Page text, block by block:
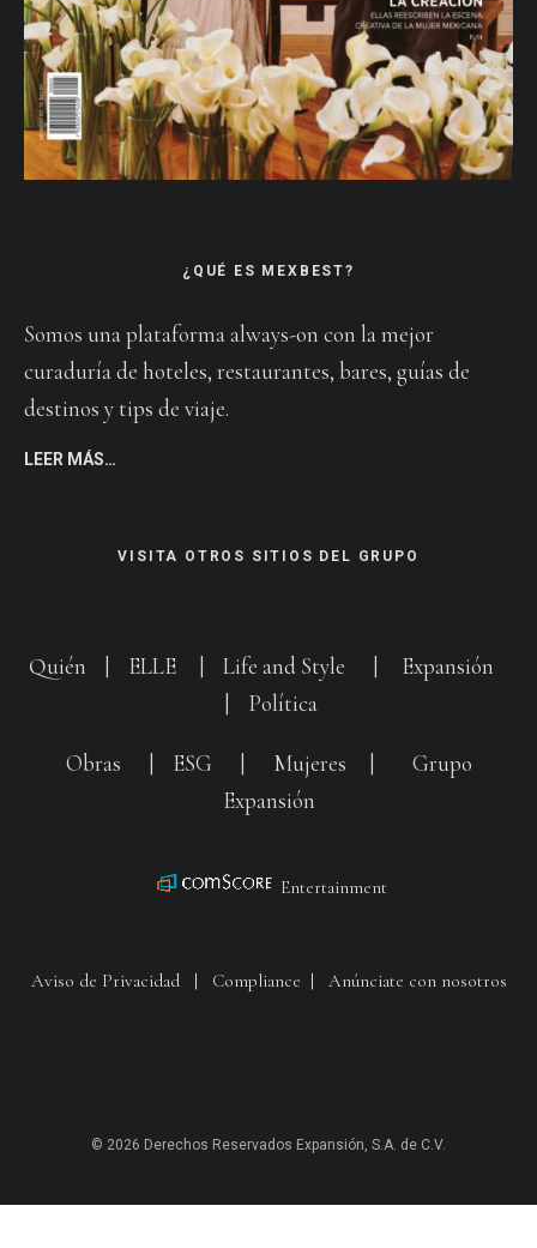
¿QUÉ ES MEXBEST?
Somos una plataforma always-on con la mejor
curaduría de hoteles, restaurantes, bares, guías de
destinos y tips de viaje.
LEER MÁS…
VISITA OTROS SITIOS DEL GRUPO
Quién ELLE Life and Style
Expansión
Política
Obras ESG Mujeres
Grupo
Expansión
Entertainment
Aviso de Privacidad| Compliance | Anúnciate con nosotros
© 2026 Derechos Reservados Expansión, S.A. de C.V.